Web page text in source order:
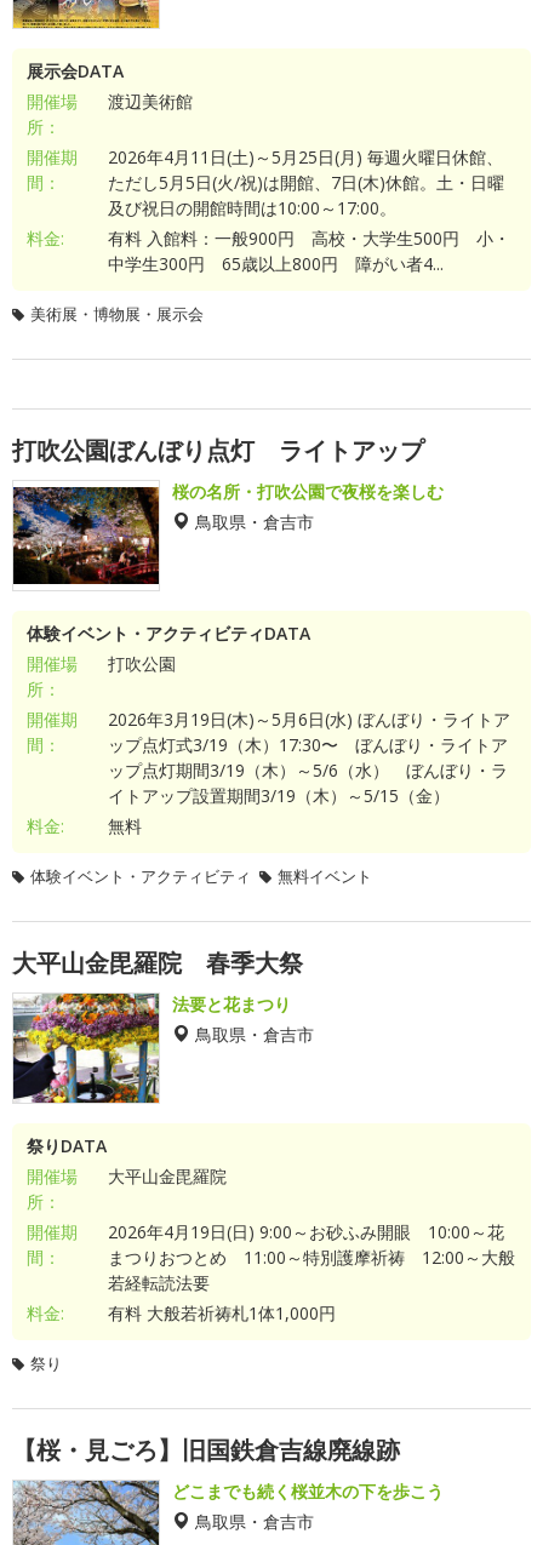
展示会DATA
開催場
所：
渡辺美術館
開催期
間：
2026年4月11日(土)～5月25日(月) 毎週火曜日休館、
ただし5月5日(火/祝)は開館、7日(木)休館。土・日曜
及び祝日の開館時間は10:00～17:00。
料金:
有料 入館料：一般900円 高校・大学生500円 小・
中学生300円 65歳以上800円 障がい者4...
美術展・博物展・展示会
打吹公園ぼんぼり点灯 ライトアップ
桜の名所・打吹公園で夜桜を楽しむ
鳥取県・倉吉市
体験イベント・アクティビティDATA
開催場
所：
打吹公園
開催期
間：
2026年3月19日(木)～5月6日(水) ぼんぼり・ライトア
ップ点灯式3/19（木）17:30〜 ぼんぼり・ライトア
ップ点灯期間3/19（木）～5/6（水） ぼんぼり・ラ
イトアップ設置期間3/19（木）～5/15（金）
料金:
無料
体験イベント・アクティビティ 無料イベント
大平山金毘羅院 春季大祭
法要と花まつり
鳥取県・倉吉市
祭りDATA
開催場
所：
大平山金毘羅院
開催期
間：
2026年4月19日(日) 9:00～お砂ふみ開眼 10:00～花
まつりおつとめ 11:00～特別護摩祈祷 12:00～大般
若経転読法要
料金:
有料 大般若祈祷札1体1,000円
祭り
【桜・見ごろ】旧国鉄倉吉線廃線跡
どこまでも続く桜並木の下を歩こう
鳥取県・倉吉市